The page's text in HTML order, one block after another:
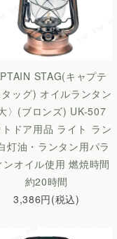
STAG(キャプテ
タッグ) オイルランタン
大〉(ブロンズ) UK-507
ドア用品 ライト ラン
灯油・ランタン用パラ
ンオイル使用 燃焼時間
約20時間
3,386円(税込)